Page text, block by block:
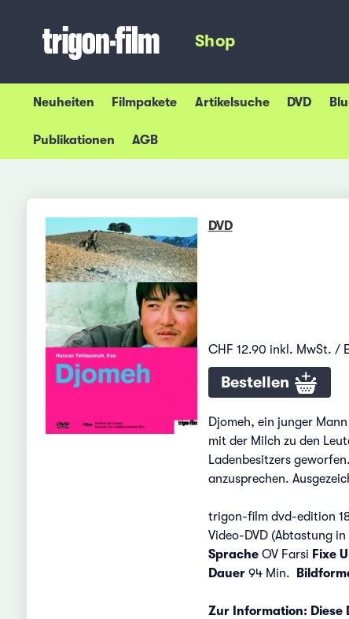
Shop
Neuheiten Filmpakete Artikelsuche DVD
Publikationen AGB
DVD
CHF 12.90 inkl. MwSt. /
Bestellen
Djomeh, ein junger
mit der Milch zu den
Ladenbesitzers
anzusprechen.
trigon-film dvd-edition
Video-DVD (Abtastung
SpracheOV Farsi Fixe
Dauer94 Min.
Zur Information: Diese